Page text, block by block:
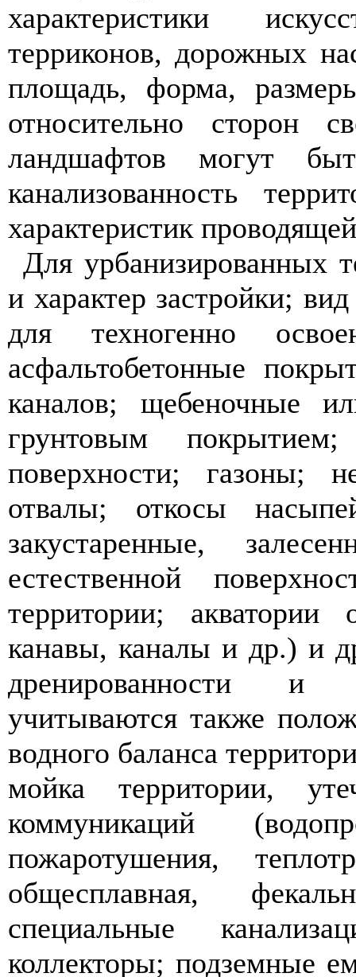
характеристики
терриконов, дорожных
площадь, форма,
относительно сторон
ландшафтов могут
канализованность
характеристик
Для урбанизированных
и характер застройки;
для техногенно
асфальтобетонные
каналов; щебеночные
грунтовым
поверхности; газоны;
отвалы; откосы
закустаренные,
естественной
территории; акватории
канавы, каналы и др.) и
дренированности и
учитываются также
водного баланса
мойка территории,
коммуникаций
пожаротушения,
общесплавная,
специальные
коллекторы; подземные